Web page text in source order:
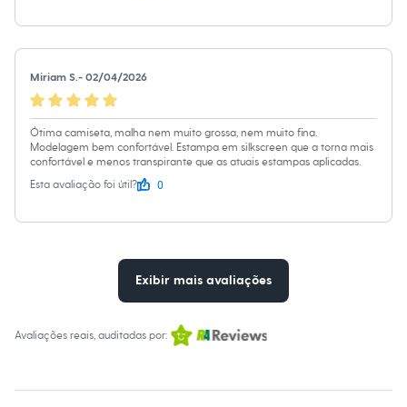
Sapatos
Tênis
Moda esportiva
Acessórios
Bermudas
Camisetas
Calças
Calçados
Regatas
Moda íntima
Meias
Blusas e Camisetas
Camisas
Moda esportiva
Miriam S.- 02/04/2026
Ótima camiseta, malha nem muito grossa, nem muito fina.
Modelagem bem confortável. Estampa em silkscreen que a torna mais
confortável e menos transpirante que as atuais estampas aplicadas.
Esta avaliação foi útil?
0
Exibir mais avaliações
Avaliações reais, auditadas por: